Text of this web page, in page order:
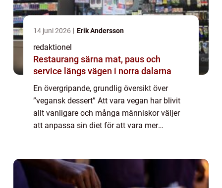
14 juni 2026 Erik Andersson
redaktionel
Restaurang särna mat, paus och
service längs vägen i norra dalarna
En övergripande, grundlig översikt över
”vegansk dessert” Att vara vegan har blivit
allt vanligare och många människor väljer
att anpassa sin diet för att vara mer